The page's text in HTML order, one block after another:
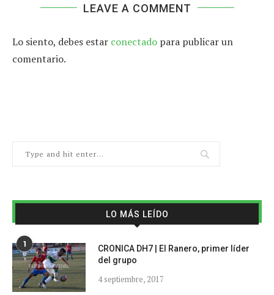
LEAVE A COMMENT
Lo siento, debes estar conectado para publicar un
comentario.
LO MÁS LEÍDO
1
CRONICA DH7 | El Ranero, primer líder
del grupo
4 septiembre, 2017